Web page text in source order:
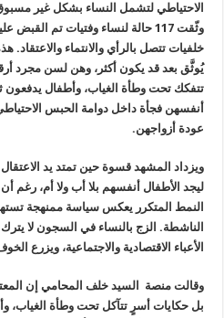
الاحتياطي لتشمل النساء بشكل غير
وثّقت 117 حالة لنساء وفتيات تم
خلفيات تتصل بالرأي والانتماء والاعتقاد.
يُوثَّق بعد قد يكون أكثر، وهن لسن مجرد
تتفكك تحت وطأة الغياب، وأطفال يدفعون
أنفسهن فجأة داخل دوامة الحبس
عودة أزواجهن.
ويزداد المشهد قسوة حين تمتد يد
ليجد الأطفال أنفسهم بلا أب ولا أم، رغم
النمط المتكرر يعكس سياسة ممنهجة
الناشطة. الزج بالنساء في السجون لا
الأعباء الاقتصادية والاجتماعية، ويزرع
وقالت منصة السيد خلف المحامي إن
بل حكايات أسرٍ تتآكل تحت وطأة الغياب،